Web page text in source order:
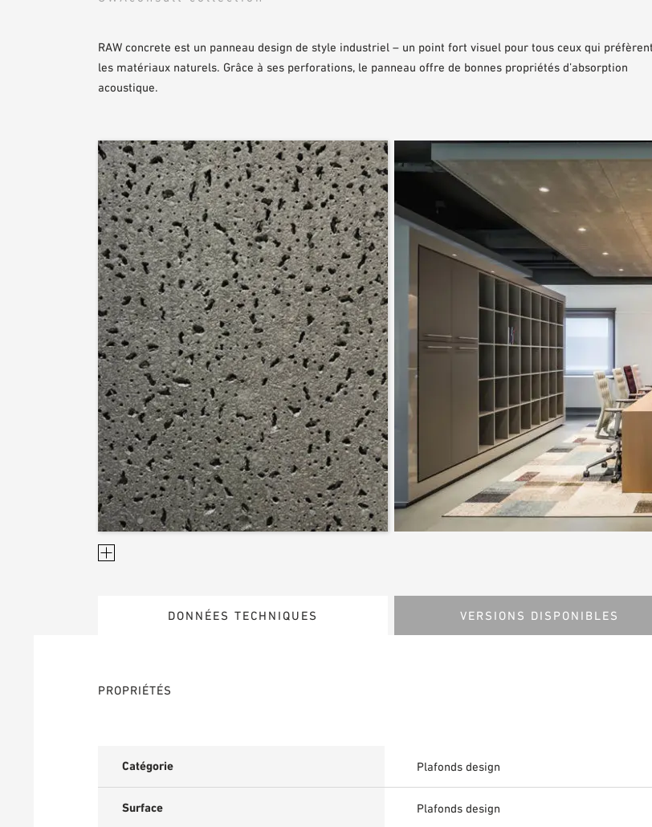
RAW concrete est un panneau design de style industriel – un point fort visuel pour tous ceux qui préfèrent
les matériaux naturels. Grâce à ses perforations, le panneau offre de bonnes propriétés d’absorption
acoustique.
DONNÉES TECHNIQUES VERSIONS DISPONIBLES
PROPRIÉTÉS
Catégorie Plafonds design
Surface Plafonds design